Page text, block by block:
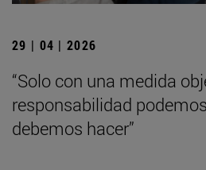
29 | 04 | 2026
“Solo con una medida
responsabilidad
debemos hacer”